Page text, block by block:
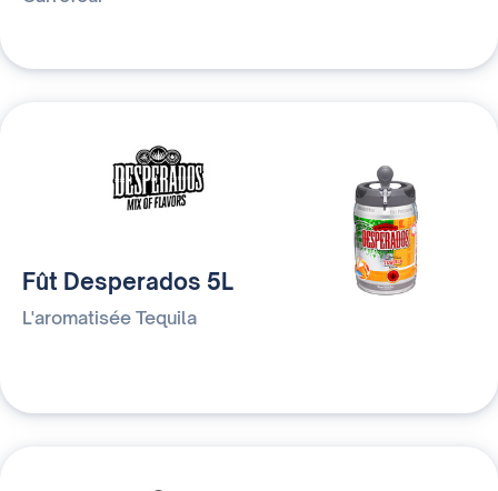
Fût Desperados 5L
L'aromatisée Tequila